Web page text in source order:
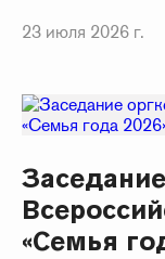
23 июля 2026 г.
«Семья